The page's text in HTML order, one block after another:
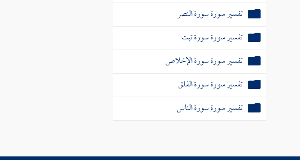
تفسير سورة سورة النصر
تفسير سورة سورة تبت
تفسير سورة سورة الإخلاص
تفسير سورة سورة الفلق
تفسير سورة سورة الناس